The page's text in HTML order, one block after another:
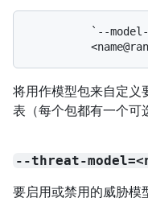
将用作模型包来自定
表（每个包都有一个可
--threat-
要启用或禁用的威胁模